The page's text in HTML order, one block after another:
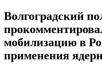
Волгоградский
мобилизацию в
применения